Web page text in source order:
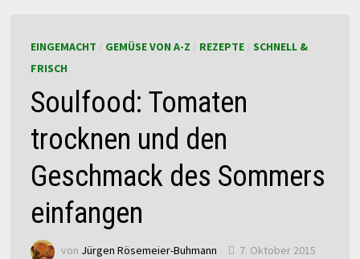
EINGEMACHT GEMÜSE VON A-Z REZEPTE/ SCHNELL &
FRISCH
Soulfood: Tomaten
trocknen und den
Geschmack des Sommers
einfangen
von Jürgen Rösemeier-Buhmann
7. Oktober 2015